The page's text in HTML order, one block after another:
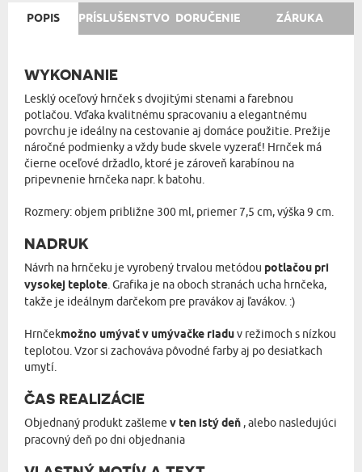
POPIS PRÍSLUŠENSTVO DORUČENIE ZÁRUKA
WYKONANIE
Lesklý oceľový hrnček s dvojitými stenami a farebnou
potlačou. Vďaka kvalitnému spracovaniu a elegantnému
povrchu je ideálny na cestovanie aj domáce použitie. Prežije
náročné podmienky a vždy bude skvele vyzerať! Hrnček má
čierne oceľové držadlo, ktoré je zároveň karabínou na
pripevnenie hrnčeka napr. k batohu.
Rozmery: objem približne 300 ml, priemer 7,5 cm, výška 9 cm.
NADRUK
Návrh na hrnčeku je vyrobený trvalou metódou potlačou pri
vysokej teplote. Grafika je na oboch stranách ucha hrnčeka,
takže je ideálnym darčekom pre pravákov aj ľavákov. :)
Hrnčekmožno umývať v umývačke riaduv režimoch s nízkou
teplotou. Vzor si zachováva pôvodné farby aj po desiatkach
umytí.
ČAS REALIZÁCIE
Objednaný produkt zašleme v ten istý deň , alebo nasledujúci
pracovný deň po dni objednania